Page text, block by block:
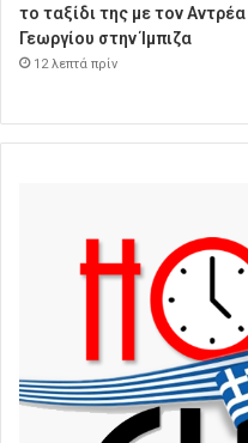
το ταξίδι της με τον Αντρέα
Γεωργίου στην Ίμπιζα
12 λεπτά πρίν